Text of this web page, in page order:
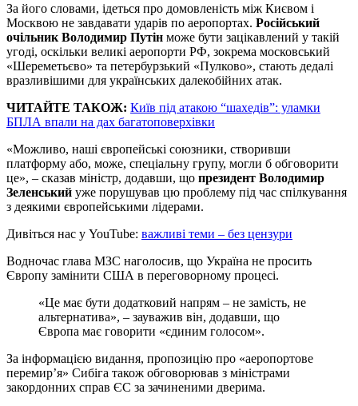
За його словами, ідеться про домовленість між Києвом і
Москвою не завдавати ударів по аеропортах. Російський
очільник Володимир Путін може бути зацікавлений у такій
угоді, оскільки великі аеропорти РФ, зокрема московський
«Шереметьєво» та петербурзький «Пулково», стають дедалі
вразливішими для українських далекобійних атак.
ЧИТАЙТЕ ТАКОЖ: Київ під атакою “шахедів”: уламки
БПЛА впали на дах багатоповерхівки
«Можливо, наші європейські союзники, створивши
платформу або, може, спеціальну групу, могли б обговорити
це», – сказав міністр, додавши, що президент Володимир
Зеленський уже порушував цю проблему під час спілкування
з деякими європейськими лідерами.
Дивіться нас у YouTube: важливі теми – без цензури
Водночас глава МЗС наголосив, що Україна не просить
Європу замінити США в переговорному процесі.
«Це має бути додатковий напрям – не замість, не
альтернатива», – зауважив він, додавши, що
Європа має говорити «єдиним голосом».
За інформацією видання, пропозицію про «аеропортове
перемир’я» Сибіга також обговорював з міністрами
закордонних справ ЄС за зачиненими дверима.